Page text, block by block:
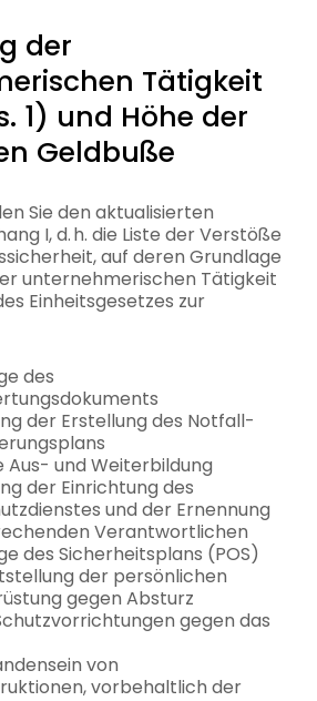
der
Tätigkeit
1) und Höhe der
Geldbuße
Sie den aktualisierten
I, d. h. die Liste der Verstöße
auf deren Grundlage
unternehmerischen Tätigkeit
Einheitsgesetzes zur
des
der Erstellung des Notfall-
Aus- und Weiterbildung
der Einrichtung des
und der Ernennung
Verantwortlichen
des Sicherheitsplans (POS)
der persönlichen
gegen Absturz
gegen das
von
vorbehaltlich der